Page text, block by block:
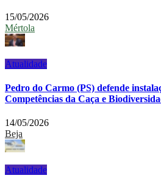
15/05/2026
Mértola
Atualidade
Pedro do Carmo (PS) defende
Competências da Caça e
14/05/2026
Beja
Atualidade